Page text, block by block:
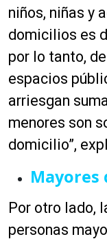
niños, niñas y
domicilios es
por lo tanto,
espacios
arriesgan
menores son
domicilio”,
Mayores
Por otro lado,
personas